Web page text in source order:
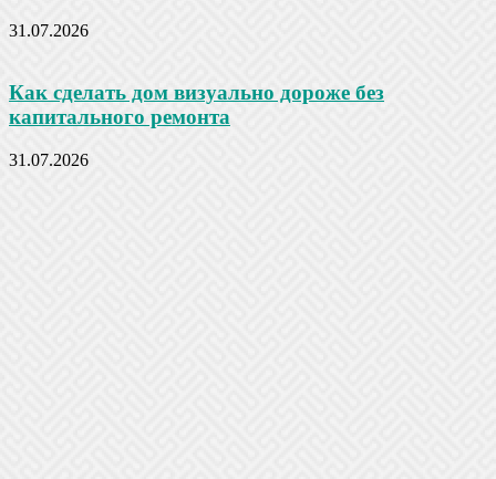
31.07.2026
Как сделать дом визуально дороже без
капитального ремонта
31.07.2026